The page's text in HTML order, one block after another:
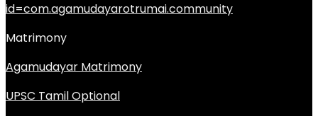
id=com.agamudayarotrumai.community
Matrimony
Agamudayar Matrimony
UPSC Tamil Optional